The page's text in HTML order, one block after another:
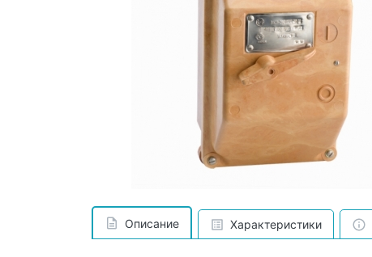
Описание Характеристики